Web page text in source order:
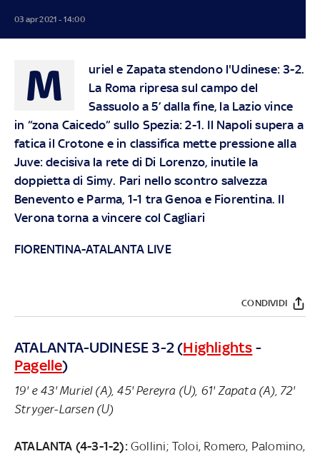
03 apr 2021 - 14:00
M
uriel e Zapata stendono l'Udinese: 3-2.
La Roma ripresa sul campo del
Sassuolo a 5’ dalla fine, la Lazio vince
in “zona Caicedo” sullo Spezia: 2-1. Il Napoli supera a
fatica il Crotone e in classifica mette pressione alla
Juve: decisiva la rete di Di Lorenzo, inutile la
doppietta di Simy. Pari nello scontro salvezza
Benevento e Parma, 1-1 tra Genoa e Fiorentina. Il
Verona torna a vincere col Cagliari
FIORENTINA-ATALANTA LIVE
CONDIVIDI
ATALANTA-UDINESE 3-2 (Highlights -
Pagelle)
19' e 43' Muriel (A), 45' Pereyra (U), 61' Zapata (A), 72'
Stryger-Larsen (U)
ATALANTA (4-3-1-2): Gollini; Toloi, Romero, Palomino,